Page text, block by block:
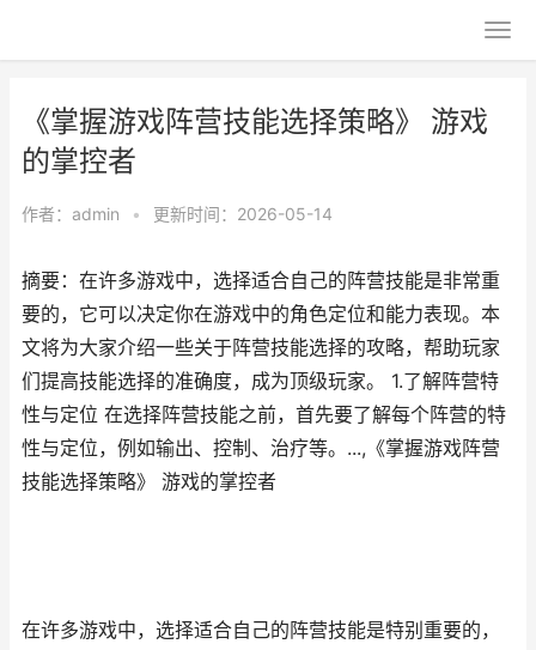
《掌握游戏阵营技能选择策略》 游戏
的掌控者
作者： admin • 更新时间：2026-05-14
摘要：在许多游戏中，选择适合自己的阵营技能是非常重
要的，它可以决定你在游戏中的角色定位和能力表现。本
文将为大家介绍一些关于阵营技能选择的攻略，帮助玩家
们提高技能选择的准确度，成为顶级玩家。 1.了解阵营特
性与定位 在选择阵营技能之前，首先要了解每个阵营的特
性与定位，例如输出、控制、治疗等。...,《掌握游戏阵营
技能选择策略》 游戏的掌控者
在许多游戏中，选择适合自己的阵营技能是特别重要的，